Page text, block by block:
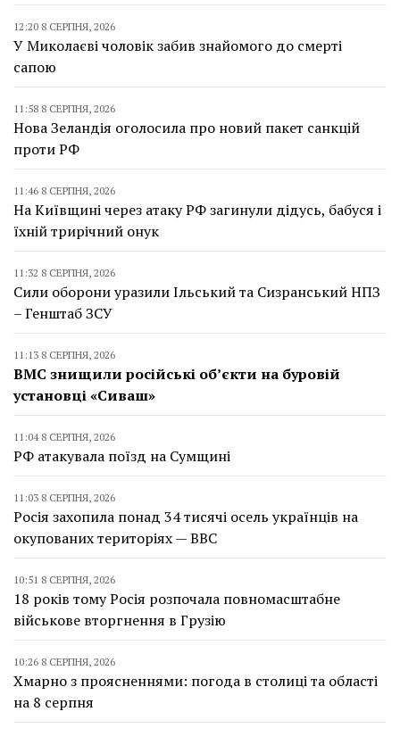
12:20 8 СЕРПНЯ, 2026
У Миколаєві чоловік забив знайомого до смерті
сапою
11:58 8 СЕРПНЯ, 2026
Нова Зеландія оголосила про новий пакет санкцій
проти РФ
11:46 8 СЕРПНЯ, 2026
На Київщині через атаку РФ загинули дідусь, бабуся і
їхній трирічний онук
11:32 8 СЕРПНЯ, 2026
Сили оборони уразили Ільський та Сизранський НПЗ
– Генштаб ЗСУ
11:13 8 СЕРПНЯ, 2026
ВМС знищили російські об’єкти на буровій
установці «Сиваш»
11:04 8 СЕРПНЯ, 2026
РФ атакувала поїзд на Сумщині
11:03 8 СЕРПНЯ, 2026
Росія захопила понад 34 тисячі осель українців на
окупованих територіях — BBC
10:51 8 СЕРПНЯ, 2026
18 років тому Росія розпочала повномасштабне
військове вторгнення в Грузію
10:26 8 СЕРПНЯ, 2026
Хмарно з проясненнями: погода в столиці та області
на 8 серпня